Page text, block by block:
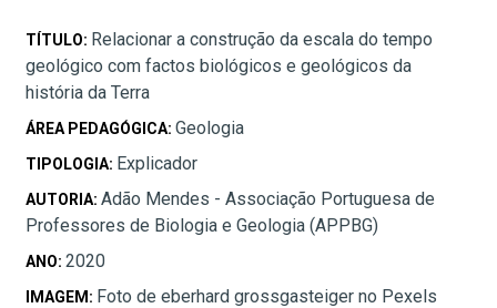
TÍTULO: Relacionar a construção da escala do tempo
geológico com factos biológicos e geológicos da
história da Terra
ÁREA PEDAGÓGICA: Geologia
TIPOLOGIA: Explicador
AUTORIA: Adão Mendes - Associação Portuguesa de
Professores de Biologia e Geologia (APPBG)
ANO: 2020
IMAGEM: Foto de eberhard grossgasteiger no Pexels